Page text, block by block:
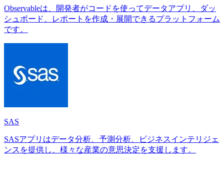
Observableは、開発者がコードを使ってデータアプリ、ダッ
シュボード、レポートを作成・展開できるプラットフォーム
です。
SAS
SASアプリはデータ分析、予測分析、ビジネスインテリジェ
ンスを提供し、様々な産業の意思決定を支援します。